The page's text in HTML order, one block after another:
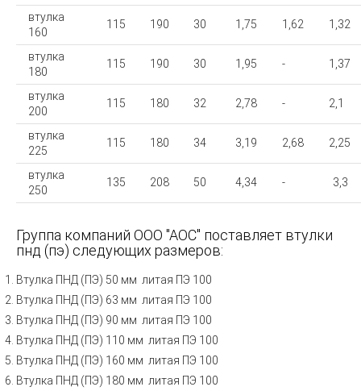
втулка
160
115 190 30 1,75 1,62 1,32
втулка
180
115 190 30 1,95 - 1,37
втулка
200
115 180 32 2,78 - 2,1
втулка
225
115 180 34 3,19 2,68 2,25
втулка
250
135 208 50 4,34 - 3,3
Группа компаний ООО "АОС" поставляет втулки
пнд (пэ) следующих размеров:
Втулка ПНД (ПЭ) 50 мм литая ПЭ 100
Втулка ПНД (ПЭ) 63 мм литая ПЭ 100
Втулка ПНД (ПЭ) 90 мм литая ПЭ 100
Втулка ПНД (ПЭ) 110 мм литая ПЭ 100
Втулка ПНД (ПЭ) 160 мм литая ПЭ 100
Втулка ПНД (ПЭ) 180 мм литая ПЭ 100